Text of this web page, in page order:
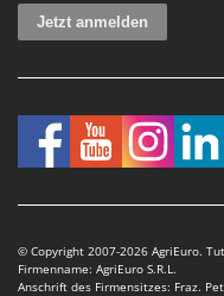
Sichelmähwerke
Sprühgeräte für
Stäubegeräte für
Staubsauger -
T
Teppichreiniger
Idromatic
Il-Tec
Infaco
Intex
Iseki
Italyco
© Copyright 2007-2026 AgriEuro.
Firmenname: AgriEuro S.R.L.
Anschrift des Firmensitzes: Fraz.